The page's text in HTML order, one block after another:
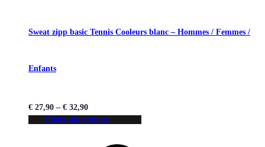
Sweat zipp basic Tennis Cooleurs blanc – Hommes / Femmes /
Enfants
€ 27,90 – € 32,90
Choix des options